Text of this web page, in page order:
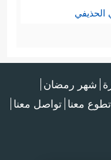
الحذيفي
شهر رمضان
تطوع معنا تواصل معنا